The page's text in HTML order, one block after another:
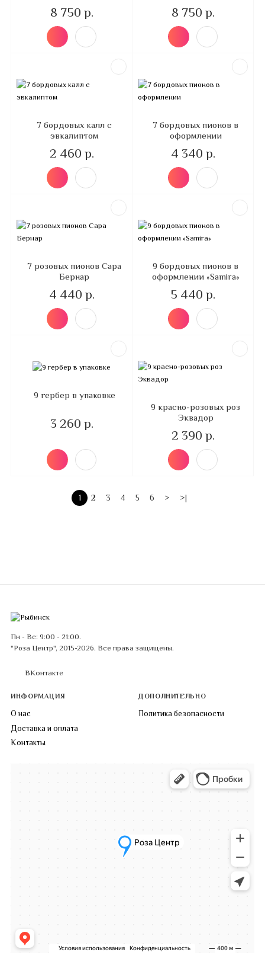
8 750 р. 8 750 р.
7 бордовых калл с
эвкалиптом
2 460 р.
7 бордовых пионов в
оформлении
4 340 р.
7 розовых пионов Сара
Бернар
4 440 р.
9 бордовых пионов в
оформлении «Samira»
5 440 р.
9 гербер в упаковке
3 260 р.
9 красно-розовых роз
Эквадор
2 390 р.
1 2 3 4 5 6 > >|
Пн - Вс: 9:00 - 21:00.
"Роза Центр", 2015-2026. Все права защищены.
ВКонтакте
ИНФОРМАЦИЯ
О нас
Доставка и оплата
Контакты
ДОПОЛНИТЕЛЬНО
Политика безопасности